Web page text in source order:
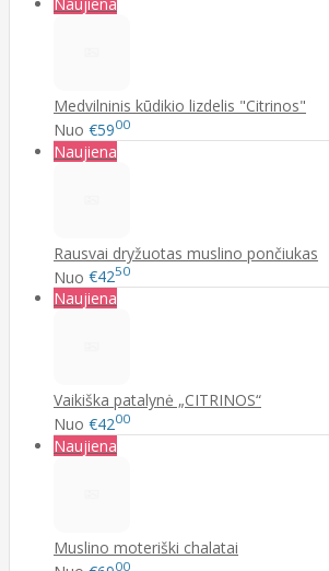
Medvilninis kūdikio lizdelis "Citrinos"
Nuo €5900
Naujiena
Rausvai dryžuotas muslino pončiukas
Nuo €4250
Naujiena
Vaikiška patalynė „CITRINOS“
Nuo €4200
Naujiena
Muslino moteriški chalatai
00